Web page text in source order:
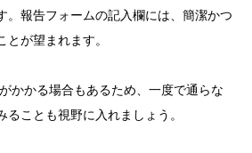
。報告フォームの記入欄には、簡潔かつ
が望まれます。
かかる場合もあるため、一度で通らな
ることも視野に入れましょう。